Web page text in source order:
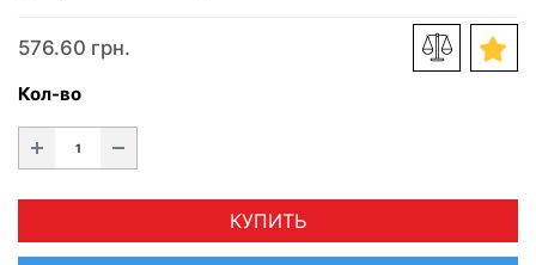
576.60 грн.
Кол-во
КУПИТЬ